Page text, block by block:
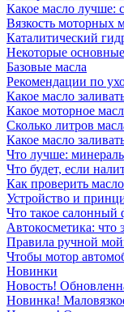
Какое масло лучше:
Вязкость моторных
Каталитический
Некоторые
Базовые масла
Рекомендации по
Какое масло
Какое моторное
Сколько литров
Какое масло
Что лучше:
Что будет, если
Как проверить
Устройство и
Что такое салонный
Автокосметика: что
Правила ручной
Чтобы мотор
Новинки
Новость!
Новинка!